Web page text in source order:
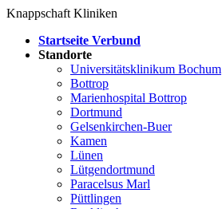
Knappschaft Kliniken
Startseite Verbund
Standorte
Universitätsklinikum Bochum
Bottrop
Marienhospital Bottrop
Dortmund
Gelsenkirchen-Buer
Kamen
Lünen
Lütgendortmund
Paracelsus Marl
Püttlingen